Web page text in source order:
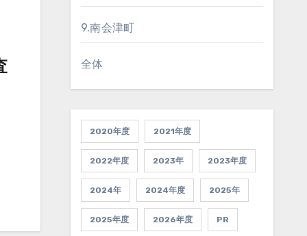
9.南会津町
全体
2020年度 2021年度
2022年度 2023年 2023年度
2024年 2024年度 2025年
2025年度 2026年度 PR